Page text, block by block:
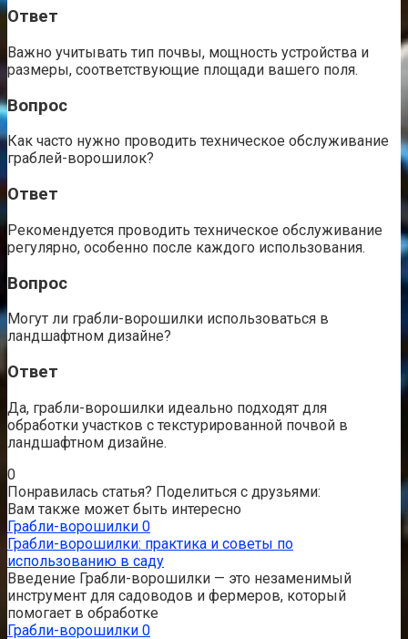
Ответ
Важно учитывать тип почвы, мощность устройства и
размеры, соответствующие площади вашего поля.
Вопрос
Как часто нужно проводить техническое обслуживание
граблей-ворошилок?
Ответ
Рекомендуется проводить техническое обслуживание
регулярно, особенно после каждого использования.
Вопрос
Могут ли грабли-ворошилки использоваться в
ландшафтном дизайне?
Ответ
Да, грабли-ворошилки идеально подходят для
обработки участков с текстурированной почвой в
ландшафтном дизайне.
0
Понравилась статья? Поделиться с друзьями:
Вам также может быть интересно
Грабли-ворошилки 0
Грабли-ворошилки: практика и советы по
использованию в саду
Введение Грабли-ворошилки — это незаменимый
инструмент для садоводов и фермеров, который
помогает в обработке
Грабли-ворошилки 0